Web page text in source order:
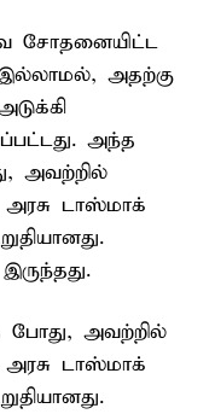
சோதனையிட்ட
அதற்கு
அந்த
அவற்றில்
டாஸ்மாக்
போது, அவற்றில்
டாஸ்மாக்